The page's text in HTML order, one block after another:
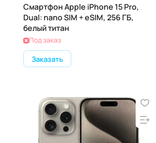
Смартфон Apple iPhone 15 Pro,
Dual: nano SIM + eSIM, 256 ГБ,
белый титан
Под заказ
Заказать